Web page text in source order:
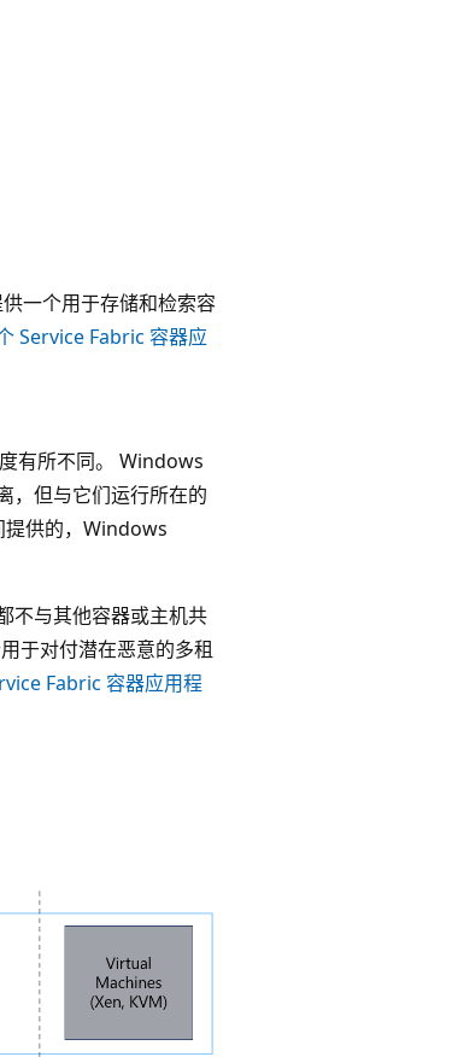
一个用于存储和检索容
Service Fabric 容器应
有所不同。 Windows
，但与它们运行所在的
提供的，Windows
不与其他容器或主机共
于对付潜在恶意的多租
Fabric 容器应用程